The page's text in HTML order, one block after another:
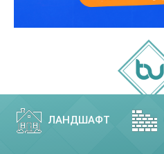
ЛАНДШАФТ